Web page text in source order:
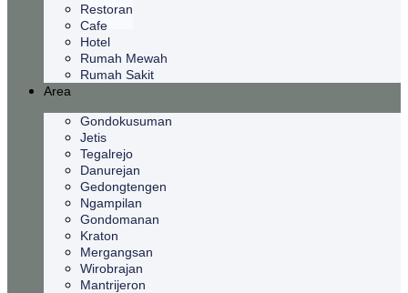
Restoran
Cafe
Hotel
Rumah Mewah
Rumah Sakit
Area
Gondokusuman
Jetis
Tegalrejo
Danurejan
Gedongtengen
Ngampilan
Gondomanan
Kraton
Mergangsan
Wirobrajan
Mantrijeron